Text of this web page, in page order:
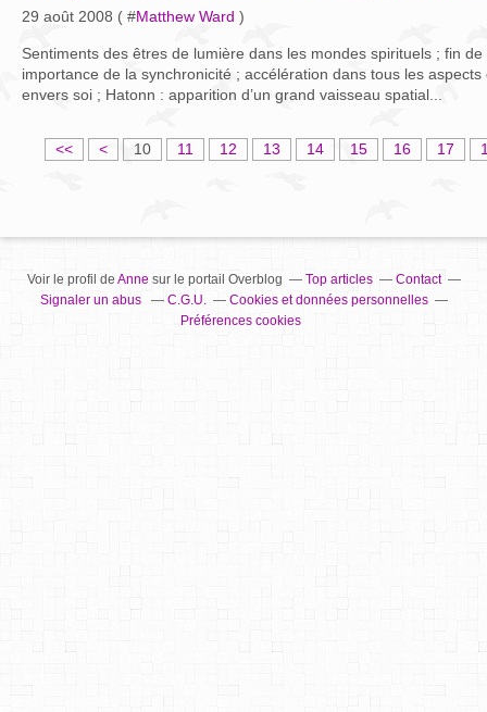
29 août 2008 ( #Matthew Ward )
Sentiments des êtres de lumière dans les mondes spirituels ; fin de
importance de la synchronicité ; accélération dans tous les
envers soi ; Hatonn : apparition d’un grand vaisseau spatial...
<< < 10 11 12 13 14 15 16 17
Voir le profil de Anne sur le portail Overblog Top articles
Contact
Signaler un abus
C.G.U.
Cookies et données personnelles
Préférences cookies